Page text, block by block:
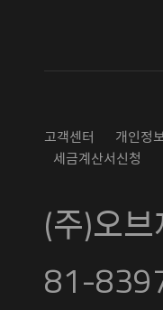
고객센터 개인정
세금계산서신청
(주)오
81-